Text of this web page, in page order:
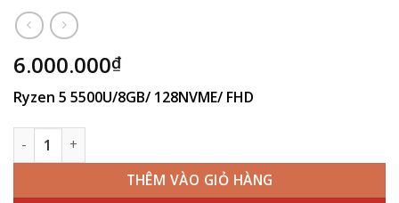
6.000.000₫
Ryzen 5 5500U/8GB/ 128NVME/ FHD
Thinkpad E15 G3 số lượng
THÊM VÀO GIỎ HÀNG